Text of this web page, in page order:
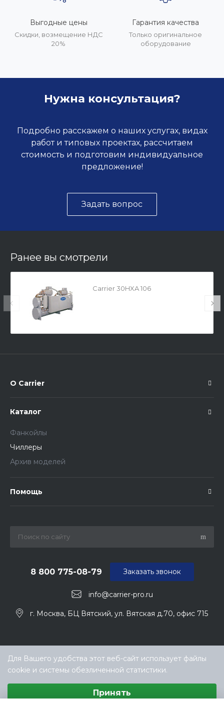
Выгодные цены
Скидки, возмещение НДС
20%
Гарантия качества
Только оригинальное
оборудование
Нужна консультация?
Подробно расскажем о наших услугах, видах
работ и типовых проектах, рассчитаем
стоимость и подготовим индивидуальное
предложение!
Задать вопрос
Ранее вы смотрели
Carrier 30HXA 106
О Carrier
Каталог
Фанкойлы
Чиллеры
Архив моделей
Помощь
info@carrier-pro.ru
8 800 775-08-79
г. Москва, БЦ Вятский, ул. Вятская д.70, офис 715
Заказать звонок
Для Вашего удобства этот веб-сайт использует файлы
cookie и системы обезличенной статистики.
Принять